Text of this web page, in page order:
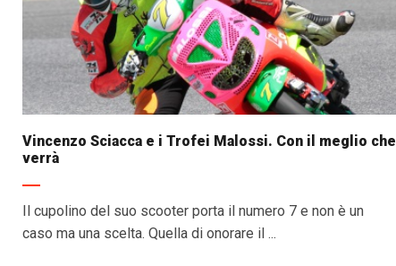
Vincenzo Sciacca e i Trofei Malossi. Con il meglio che
verrà
Il cupolino del suo scooter porta il numero 7 e non è un
caso ma una scelta. Quella di onorare il ...